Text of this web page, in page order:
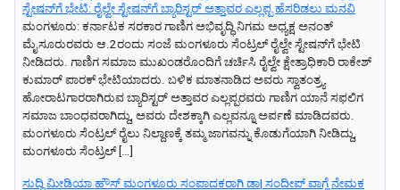
ಸ್ಟೇಷನ್‌ಗೆ ಭೇಟಿ: ರೈಲ್ವೇ ಸ್ಟೇಷನ್‌ಗೆ ಬ್ಯಾರಿಸ್ಟರ್‌ ಅತ್ತಾವರ ಎಲ್ಲಪ್ಪ ಹೆಸರಿಡಲು ಮನವಿ
ಮಂಗಳೂರು: ಕರ್ನಾಟಕ ಸರಕಾರ ಗಾಣಿಗ ಅಭಿವೃದ್ಧಿ ನಿಗಮ ಅಧ್ಯಕ್ಷ‌ ಅನಂತ್‌
ಮೈಸೂರುರವರು ಆ.2ರಂದು ಸಂಜೆ ಮಂಗಳೂರು ಸೆಂಟ್ರಲ್‌ ರೈಲ್ವೇ ಸ್ಟೇಷನ್‌ಗೆ ಭೇಟಿ
ನೀಡಿದರು. ಗಾಣಿಗ ಸಮಾಜ ಮುಖಂಡರೊಂದಿಗೆ ಚರ್ಚಿಸಿ ರೈಲ್ವೇ ಕ್ಷೇತ್ರಾಧಿಕಾರಿ ರಾಕೇಶ್‌
ಕುಮಾರ್‌ ಪಾರಕ್‌ ಭೇಟಿಯಾದರು. ಬಳಿಕ ಮಾತನಾಡಿದ ಅವರು ಸ್ವಾತಂತ್ರ್ಯ
ಹೋರಾಟಗಾರರಾಗಿರುವ ಬ್ಯಾರಿಸ್ಟರ್‌ ಅತ್ತಾವರ ಎಲ್ಲಪ್ಪರವರು ಗಾಣಿಗ ಯಾನೆ ಸಫಲಿಗ
ಸಮಾಜ ಬಾಂಧವರಾಗಿದ್ದು, ಅವರು ದೇಶಕ್ಕಾಗಿ ಎಲ್ಲವನ್ನೂ ಅರ್ಪಣೆ ಮಾಡಿದವರು.
ಮಂಗಳೂರು ಸೆಂಟ್ರಲ್‌ ರೈಲು ನಿಲ್ದಾಣಕ್ಕೆ ತಮ್ಮ ಜಾಗವನ್ನು ಕೊಡುಗೆಯಾಗಿ ನೀಡಿದ್ದು,
ಮಂಗಳೂರು ಸೆಂಟ್ರಲ್‌ […]
ಸುದ್ದಿ ಮೀಡಿಯಾ ಹೌಸ್ ಮಂಗಳೂರು ಸಂಪಾದಕರಾಗಿ ಡಾ| ಸಂದೀಪ್ ವಾಗ್ಲೆ ನೇಮಕ